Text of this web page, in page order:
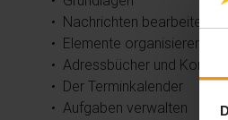
• Nachrichten bearbeiten
• Elemente organisieren und
• Adressbücher und Kontakte
• Der Terminkalender
• Aufgaben verwalten